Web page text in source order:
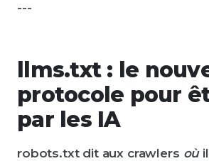
---
llms.txt : le
protocole pour
par les IA
robots.txt dit aux crawlers où